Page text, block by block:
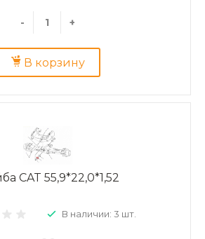
- +
В корзину
CAT 55,9*22,0*1,52
В наличии: 3 шт.